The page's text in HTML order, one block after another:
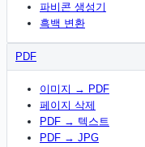
파비콘 생성기
흑백 변환
PDF
이미지 → PDF
페이지 삭제
PDF → 텍스트
PDF → JPG